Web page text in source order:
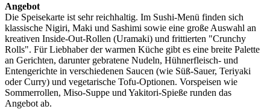
Angebot
Die Speisekarte ist sehr reichhaltig. Im Sushi-Menü finden sich
klassische Nigiri, Maki und Sashimi sowie eine große Auswahl an
kreativen Inside-Out-Rollen (Uramaki) und frittierten "Crunchy
Rolls". Für Liebhaber der warmen Küche gibt es eine breite Palette
an Gerichten, darunter gebratene Nudeln, Hühnerfleisch- und
Entengerichte in verschiedenen Saucen (wie Süß-Sauer, Teriyaki
oder Curry) und vegetarische Tofu-Optionen. Vorspeisen wie
Sommerrollen, Miso-Suppe und Yakitori-Spieße runden das
Angebot ab.